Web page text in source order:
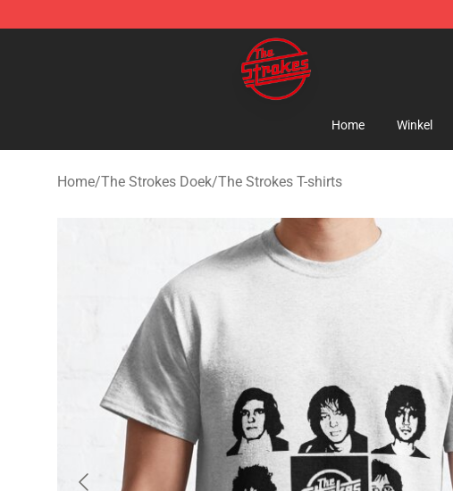
The Strokes Shop - Official The Strokes Merchandise Store
Home Winkel
Home/The Strokes Doek/The Strokes T-shirts